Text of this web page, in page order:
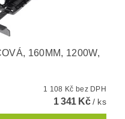
160MM, 1200W,
1 108 Kč bez DPH
1 341 Kč/ ks